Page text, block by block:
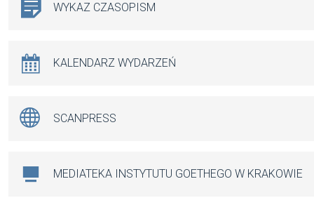
WYKAZ CZASOPISM
KALENDARZ WYDARZEŃ
SCANPRESS
MEDIATEKA INSTYTUTU GOETHEGO W KRAKOWIE